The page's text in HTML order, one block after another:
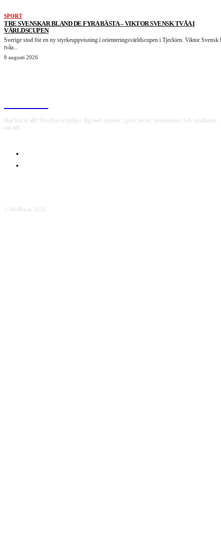
SPORT
TRE SVENSKAR BLAND DE FYRA BÄSTA – VIKTOR SVENSK TVÅA I
VÄRLDSCUPEN
Sverige stod för en ny styrkeuppvisning i orienteringsvärldscupen i Tjeckien. Viktor Svensk
tvåa...
8 augusti 2026
Hur bra är allt? HurBra.se hjälper dig med nyheter, sport, tester, recensioner, och omdömen
om allt.
© HurBra.se 2026